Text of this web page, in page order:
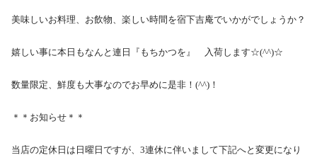
美味しいお料理、お飲物、楽しい時間を宿下吉庵でいかがでしょうか？
嬉しい事に本日もなんと連日『もちかつを』 入荷します☆(^^)☆
数量限定、鮮度も大事なのでお早めに是非！(^^)！
＊＊お知らせ＊＊
当店の定休日は日曜日ですが、3連休に伴いまして下記へと変更になり